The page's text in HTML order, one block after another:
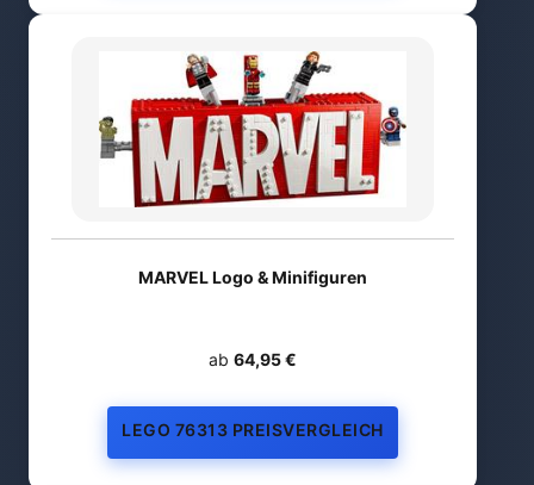
MARVEL Logo & Minifiguren
ab 64,95 €
LEGO 76313 PREISVERGLEICH